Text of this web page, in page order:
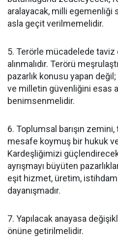
aralayacak, milli egemenliği
asla geçit verilmemelidir.
5. Terörle mücadelede taviz
alınmalıdır. Terörü
pazarlık konusu yapan
ve milletin güvenliğini esas
benimsenmelidir.
6. Toplumsal barışın
mesafe koymuş bir hukuk
Kardeşliğimizi
ayrışmayı büyüten
eşit hizmet, üretim,
dayanışmadır.
7. Yapılacak anayasa
önüne getirilmelidir.